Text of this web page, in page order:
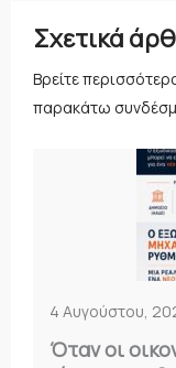
Σχετικά
Βρείτε
παρακάτω
4 Αυγούστου,
Όταν οι